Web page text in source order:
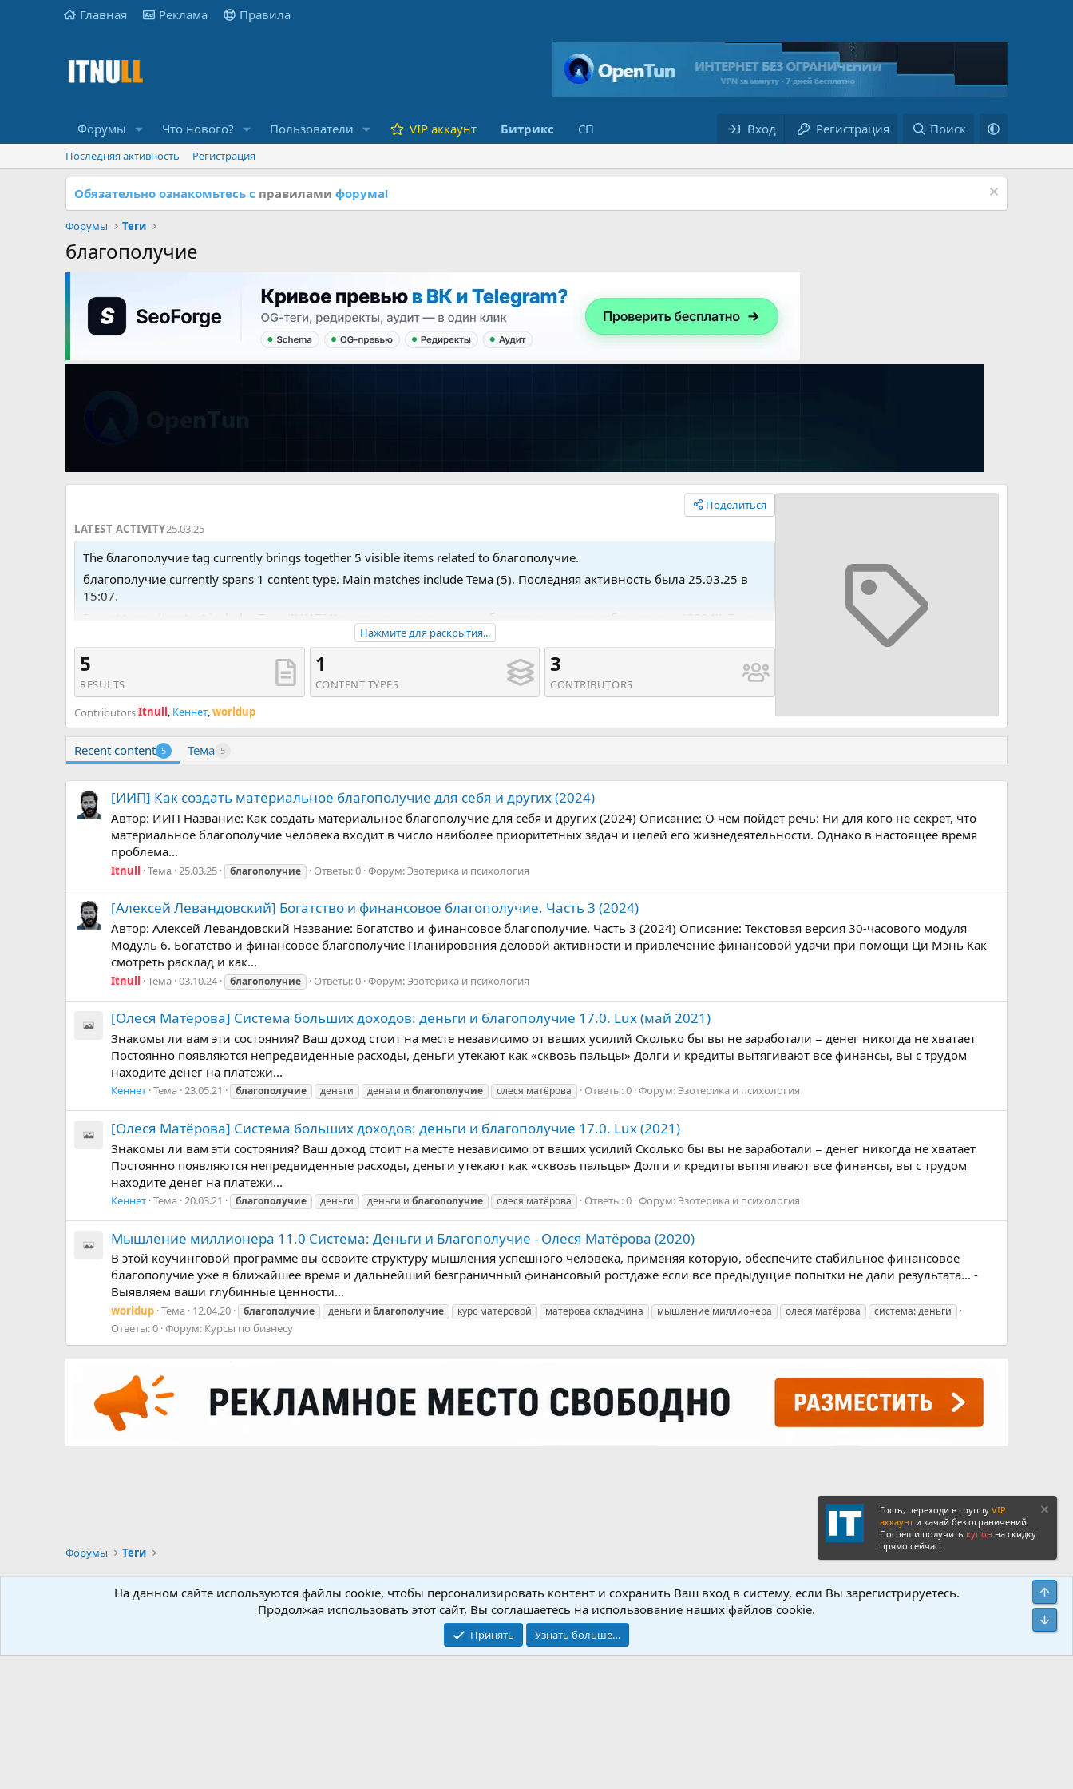
Главная Реклама Правила
Форумы Что нового? Пользователи VIP аккаунт Битрикс СП Вход Регистрация Поиск
Последняя активность Регистрация
Обязательно ознакомьтесь с правилами форума!
Форумы Теги
благополучие
Поделиться
LATEST ACTIVITY25.03.25
The благополучие tag currently brings together 5 visible items related to благополучие.
благополучие currently spans 1 content type. Main matches include Тема (5). Последняя активность была 25.03.25 в
15:07.
Recent tagged content includes Тема '[ИИП] Как создать материальное благополучие для себя и других (2024)', Тема
'[Алексей Левандовский] Богатство и финансовое благополучие. Часть 3 (2024)' and Тема '[Олеся Матёрова]
Система больших доходов: деньги и благополучие 17.0. Lux (май 2021)'.
Нажмите для раскрытия...
5
RESULTS
1
CONTENT TYPES
3
CONTRIBUTORS
Contributors:Itnull, Кеннет,worldup
Recent content 5 Тема 5
[ИИП] Как создать материальное благополучие для себя и других (2024)
Автор: ИИП Название: Как создать материальное благополучие для себя и других (2024) Описание: О чем пойдет речь: Ни для кого не секрет, что
материальное благополучие человека входит в число наиболее приоритетных задач и целей его жизнедеятельности. Однако в настоящее время
проблема...
Itnull Тема 25.03.25 благополучие Ответы: 0 Форум:Эзотерика и психология
[Алексей Левандовский] Богатство и финансовое благополучие. Часть 3 (2024)
Автор: Алексей Левандовский Название: Богатство и финансовое благополучие. Часть 3 (2024) Описание: Текстовая версия 30-часового модуля
Модуль 6. Богатство и финансовое благополучие Планирования деловой активности и привлечение финансовой удачи при помощи Ци Мэнь Как
смотреть расклад и как...
Itnull Тема 03.10.24 благополучие Ответы: 0 Форум:Эзотерика и психология
[Олеся Матёрова] Система больших доходов: деньги и благополучие 17.0. Lux (май 2021)
Знакомы ли вам эти состояния? Ваш доход стоит на месте независимо от ваших усилий Сколько бы вы не заработали − денег никогда не хватает
Постоянно появляются непредвиденные расходы, деньги утекают как «сквозь пальцы» Долги и кредиты вытягивают все финансы, вы с трудом
находите денег на платежи...
Кеннет Тема 23.05.21 благополучие деньги деньги и благополучие олеся матёрова Ответы: 0 Форум:Эзотерика и психология
[Олеся Матёрова] Система больших доходов: деньги и благополучие 17.0. Lux (2021)
Знакомы ли вам эти состояния? Ваш доход стоит на месте независимо от ваших усилий Сколько бы вы не заработали − денег никогда не хватает
Постоянно появляются непредвиденные расходы, деньги утекают как «сквозь пальцы» Долги и кредиты вытягивают все финансы, вы с трудом
находите денег на платежи...
Кеннет Тема 20.03.21 благополучие деньги деньги и благополучие олеся матёрова Ответы: 0 Форум:Эзотерика и психология
Мышление миллионера 11.0 Система: Деньги и Благополучие - Олеся Матёрова (2020)
В этой коучинговой программе вы освоите структуру мышления успешного человека, применяя которую, обеспечите стабильное финансовое
благополучие уже в ближайшее время и дальнейший безграничный финансовый ростдаже если все предыдущие попытки не дали результата... -
Выявляем ваши глубинные ценности...
worldup Тема 12.04.20 благополучие деньги и благополучие курс матеровой матерова складчина мышление миллионера олеся матёрова система: деньги
Ответы: 0 Форум: Курсы по бизнесу
Форумы Теги
Russian Обратная связь Условия и правила Политика конфиденциальности Помощь Главная
Community platform by XenForo® © 2010-2026 XenForo Ltd.
Крупнейший форум по обмену приватной информацией
© 2013-2026 ITNULL.me
| XenForo® © 2026 XenForo Ltd.
Гость, переходи в группу VIP
аккаунт и качай без ограничений.
Поспеши получить купон на скидку
прямо сейчас!
На данном сайте используются файлы cookie, чтобы персонализировать контент и сохранить Ваш вход в систему, если Вы зарегистрируетесь.
Продолжая использовать этот сайт, Вы соглашаетесь на использование наших файлов cookie.
Принять Узнать больше…